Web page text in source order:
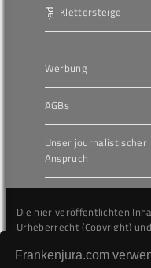
Frankenjura.com
Klettersteige
Werbung
AGBs
Unser journalistischer
Anspruch
Die hier veröffentlichten
Urheberrecht (Copyright)
unverändert
wir auf juristischem Wege